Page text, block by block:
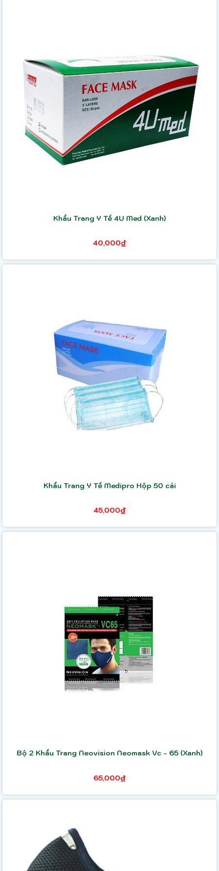
Khẩu Trang Y Tế 4U Med (Xanh)
40,000₫
Khẩu Trang Y Tế Medipro Hộp 50 cái
45,000₫
Bộ 2 Khẩu Trang Neovision Neomask Vc - 65 (Xanh)
65,000₫